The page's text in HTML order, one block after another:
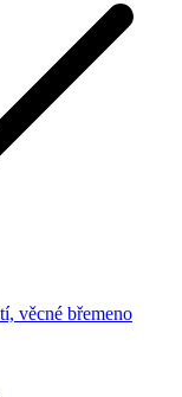
věcné břemeno